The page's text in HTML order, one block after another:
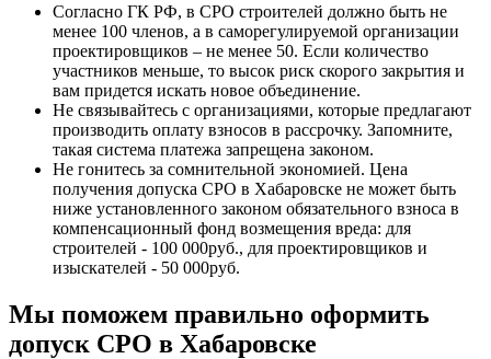
Согласно ГК РФ, в СРО строителей должно быть не
менее 100 членов, а в саморегулируемой организации
проектировщиков – не менее 50. Если количество
участников меньше, то высок риск скорого закрытия и
вам придется искать новое объединение.
Не связывайтесь с организациями, которые предлагают
производить оплату взносов в рассрочку. Запомните,
такая система платежа запрещена законом.
Не гонитесь за сомнительной экономией. Цена
получения допуска СРО в Хабаровске не может быть
ниже установленного законом обязательного взноса в
компенсационный фонд возмещения вреда: для
строителей - 100 000руб., для проектировщиков и
изыскателей - 50 000руб.
Мы поможем правильно оформить
допуск СРО в Хабаровске